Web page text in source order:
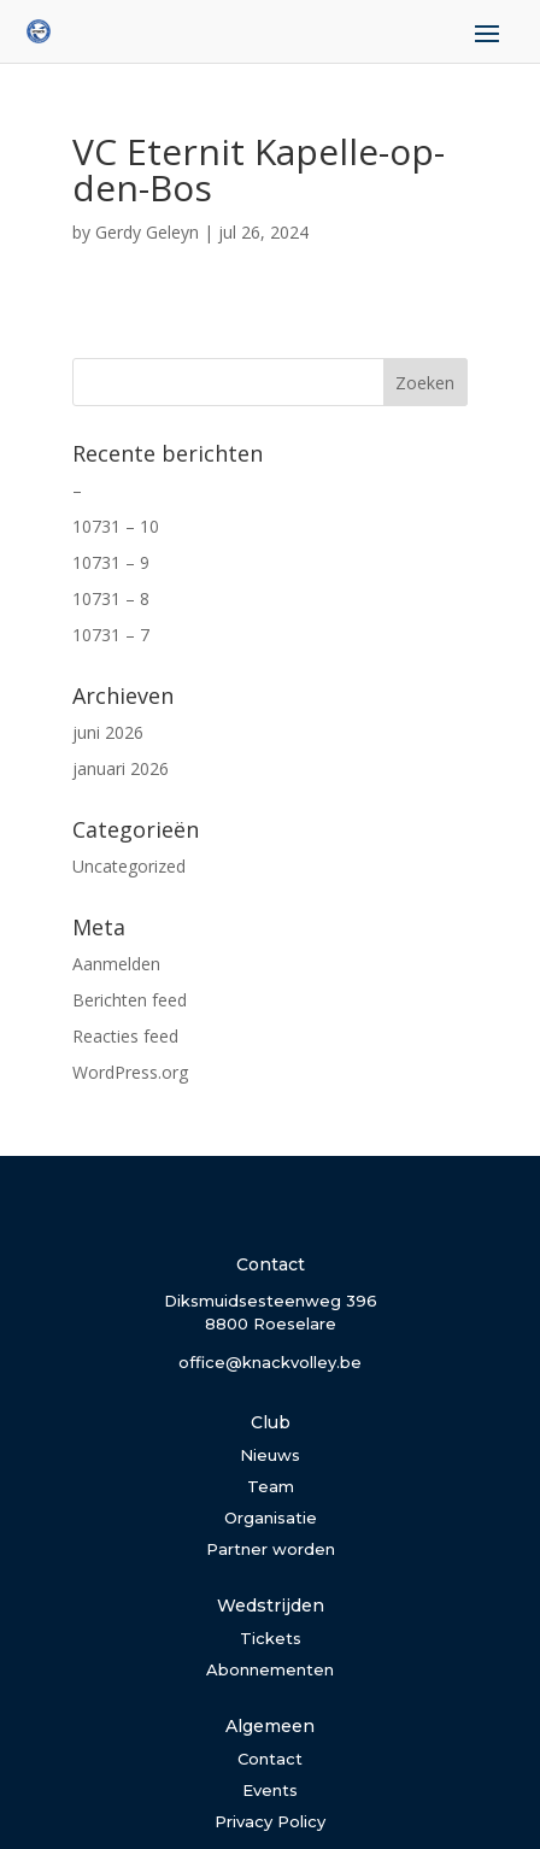
VC Eternit Kapelle-op-
den-Bos
by Gerdy Geleyn | jul 26, 2024
Recente berichten
–
10731 – 10
10731 – 9
10731 – 8
10731 – 7
Archieven
juni 2026
januari 2026
Categorieën
Uncategorized
Meta
Aanmelden
Berichten feed
Reacties feed
WordPress.org
Contact
Diksmuidsesteenweg 396
8800 Roeselare
office@knackvolley.be
Club
Nieuws
Team
Organisatie
Partner worden
Wedstrijden
Tickets
Abonnementen
Algemeen
Contact
Events
Privacy Policy